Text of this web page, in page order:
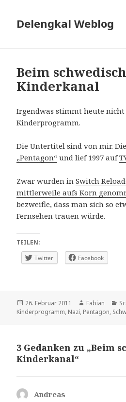
Delengkal Weblog
Beim
Kinderkanal
Irgendwas stimmt heute
Kinderprogramm.
Die Untertitel sind von mir.
„Pentagon“ und lief 1997 auf
Zwar wurden inSwitch
mittlerweile aufs Korn
bezweifle, dass man sich so
Fernsehen trauen würde.
TEILEN:
Twitter
Facebook
Veröffentlicht
am
26. Februar 2011 Autor
Fabian
Kinderprogramm, Nazi, Pentagon,
3 Gedanken zu „Beim
Kinderkanal“
Andreas